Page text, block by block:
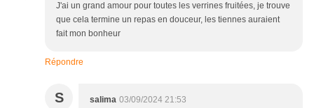
J'ai un grand amour pour toutes les verrines fruitées, je trouve
que cela termine un repas en douceur, les tiennes auraient
fait mon bonheur
Répondre
S salima 03/09/2024 21:53